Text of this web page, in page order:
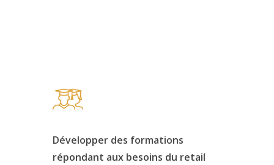
Développer des formations
répondant aux besoins du retail